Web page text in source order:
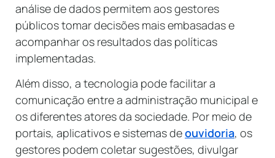
análise de dados permitem aos gestores
públicos tomar decisões mais embasadas e
acompanhar os resultados das políticas
implementadas.
Além disso, a tecnologia pode facilitar a
comunicação entre a administração municipal e
os diferentes atores da sociedade. Por meio de
portais, aplicativos e sistemas deouvidoria, os
gestores podem coletar sugestões, divulgar